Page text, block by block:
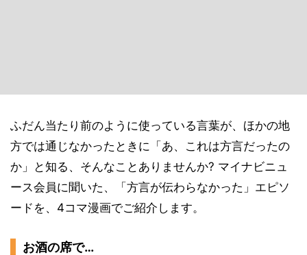
ふだん当たり前のように使っている言葉が、ほかの地
方では通じなかったときに「あ、これは方言だったの
か」と知る、そんなことありませんか? マイナビニュ
ース会員に聞いた、「方言が伝わらなかった」エピソ
ードを、4コマ漫画でご紹介します。
お酒の席で…